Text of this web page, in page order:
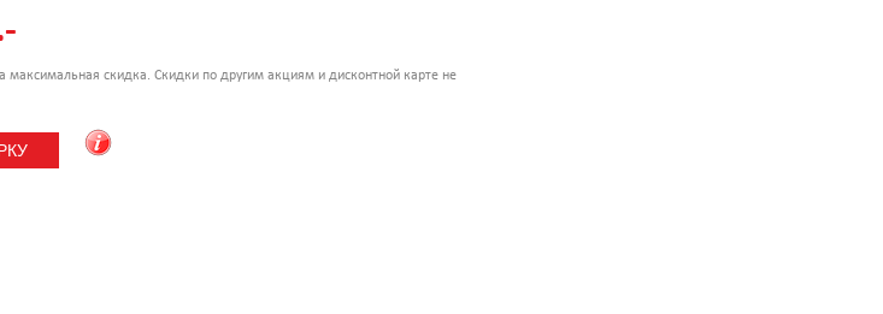
максимальная скидка. Скидки по другим акциям и дисконтной карте не